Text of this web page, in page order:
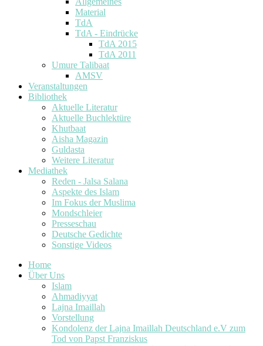
Material
TdA
TdA - Eindrücke
TdA 2015
TdA 2011
Umure Talibaat
AMSV
Veranstaltungen
Bibliothek
Aktuelle Literatur
Aktuelle Buchlektüre
Khutbaat
Aisha Magazin
Guldasta
Weitere Literatur
Mediathek
Reden - Jalsa Salana
Aspekte des Islam
Im Fokus der Muslima
Mondschleier
Presseschau
Deutsche Gedichte
Sonstige Videos
Home
Über Uns
Islam
Ahmadiyyat
Lajna Imaillah
Vorstellung
Kondolenz der Lajna Imaillah Deutschland e.V zum
Tod von Papst Franziskus